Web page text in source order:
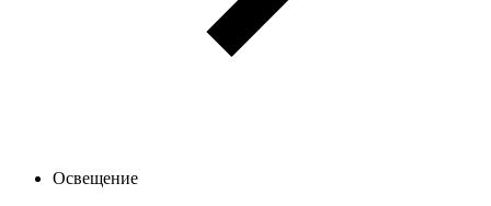
Освещение